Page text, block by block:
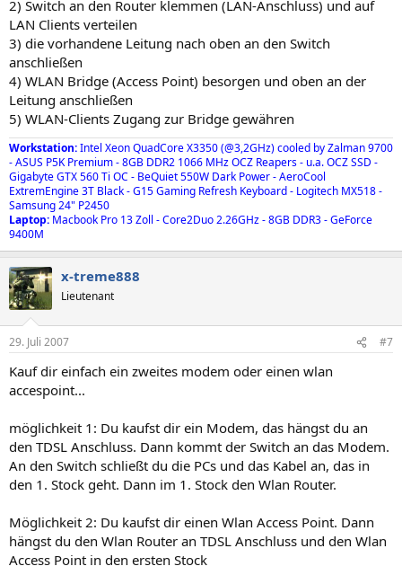
2) Switch an den Router klemmen (LAN-Anschluss) und auf
LAN Clients verteilen
3) die vorhandene Leitung nach oben an den Switch
anschließen
4) WLAN Bridge (Access Point) besorgen und oben an der
Leitung anschließen
5) WLAN-Clients Zugang zur Bridge gewähren
Workstation:Intel Xeon QuadCore X3350 (@3,2GHz) cooled by Zalman 9700
- ASUS P5K Premium - 8GB DDR2 1066 MHz OCZ Reapers - u.a. OCZ SSD -
Gigabyte GTX 560 Ti OC - BeQuiet 550W Dark Power - AeroCool
ExtremEngine 3T Black - G15 Gaming Refresh Keyboard - Logitech MX518 -
Samsung 24" P2450
Laptop: Macbook Pro 13 Zoll - Core2Duo 2.26GHz - 8GB DDR3 - GeForce
9400M
x-treme888
Lieutenant
29. Juli 2007 #7
Kauf dir einfach ein zweites modem oder einen wlan
accespoint...
möglichkeit 1: Du kaufst dir ein Modem, das hängst du an
den TDSL Anschluss. Dann kommt der Switch an das Modem.
An den Switch schließt du die PCs und das Kabel an, das in
den 1. Stock geht. Dann im 1. Stock den Wlan Router.
Möglichkeit 2: Du kaufst dir einen Wlan Access Point. Dann
hängst du den Wlan Router an TDSL Anschluss und den Wlan
Access Point in den ersten Stock